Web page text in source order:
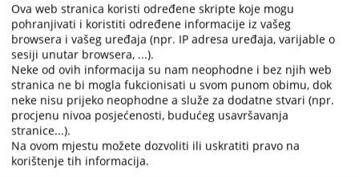
optužnicu zajedno sa prijedlogom Okružnom sudu u Banja Luci za
produženjem pritvora protiv Grujić Jovice, rođen 1992.godine iz Banja
Luke i Žutić Stanivoja, rođen 1955.godine iz Čelinca, zbog krivičnog djela
Neovlaštena proizvodnja i promet opojnih droga iz člana 207. stav 3. u
vezi sa stavom 2. i 1. Krivičnog zakonika Republike Srpske.Sudija za
prethodno saslušanje Okružnog suda u Banja Luci potvrdio je optužnicu
dana 30.09.2025.godine.
Optužena lica su u vremenskom periodu od druge polovine mjeseca juna
2025.godine do dana 23.07.2025.godine, na području Banja Luke i opštine
Čelinac,
neovlašteno radi dalje prodaje, nabavljali, držali i prenosili
Ova web stranica koristi određene skripte koje mogu
pohranjivati i koristiti određene informacije iz vašeg
browsera i vašeg uređaja (npr. IP adresa uređaja, varijable o
sesiji unutar browsera, ...).
Neke od ovih informacija su nam neophodne i bez njih web
stranica ne bi mogla fukcionisati u svom punom obimu, dok
neke nisu prijeko neophodne a služe za dodatne stvari (npr.
procjenu nivoa posjećenosti, budućeg usavršavanja
stranice...).
Na ovom mjestu možete dozvoliti ili uskratiti pravo na
korištenje tih informacija.